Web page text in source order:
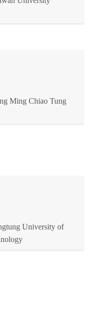
Ming Chiao Tung
University of